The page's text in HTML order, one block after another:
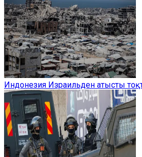
Индонезия Израильден атысты